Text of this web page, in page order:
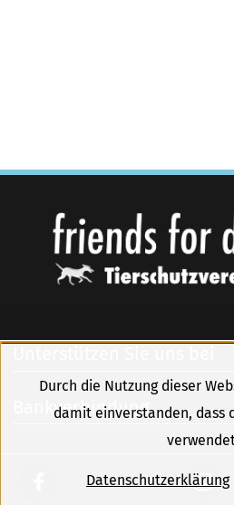
Bankverbindung
Durch die Nutzung dieser
damit einverstanden, dass
Datenschutzerklärung